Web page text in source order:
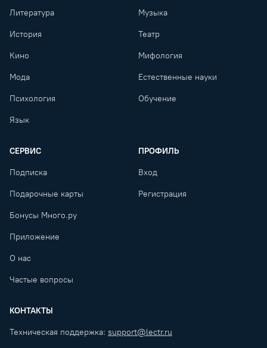
Литература Музыка
История Театр
Кино Мифология
Мода Естественные науки
Психология Обучение
Язык
СЕРВИС
Подписка
Подарочные карты
Бонусы Много.ру
Приложение
О нас
Частые вопросы
ПРОФИЛЬ
Вход
Регистрация
КОНТАКТЫ
Техническая поддержка: support@lectr.ru